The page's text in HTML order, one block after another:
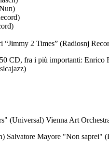
“Jimmy 2 Times” (Radiosnj
CD, fra i più importanti: Enrico
(Universal) Vienna Art
Salvatore Mayore "Non